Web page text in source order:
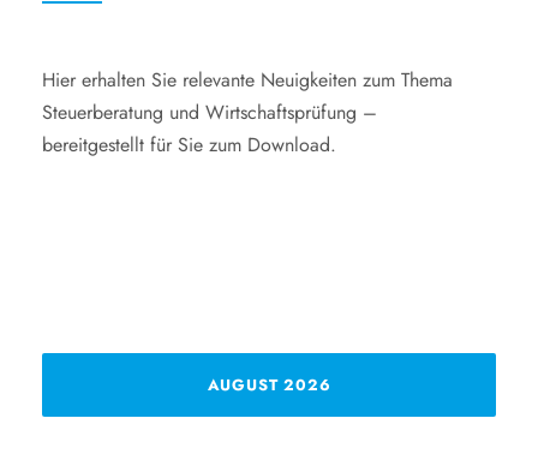
Hier erhalten Sie relevante Neuigkeiten zum Thema
Steuerberatung und Wirtschaftsprüfung –
bereitgestellt für Sie zum Download.
AUGUST 2026